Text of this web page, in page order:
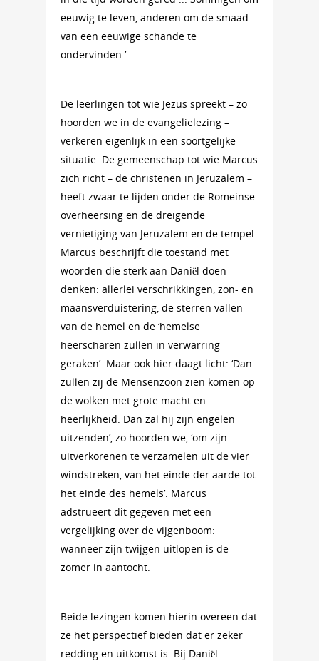
eeuwig te leven, anderen om de smaad
van een eeuwige schande te
ondervinden.’
De leerlingen tot wie Jezus spreekt – zo
hoorden we in de evangelielezing –
verkeren eigenlijk in een soortgelijke
situatie. De gemeenschap tot wie Marcus
zich richt – de christenen in Jeruzalem –
heeft zwaar te lijden onder de Romeinse
overheersing en de dreigende
vernietiging van Jeruzalem en de tempel.
Marcus beschrijft die toestand met
woorden die sterk aan Daniël doen
denken: allerlei verschrikkingen, zon- en
maansverduistering, de sterren vallen
van de hemel en de ‘hemelse
heerscharen zullen in verwarring
geraken’. Maar ook hier daagt licht: ‘Dan
zullen zij de Mensenzoon zien komen op
de wolken met grote macht en
heerlijkheid. Dan zal hij zijn engelen
uitzenden’, zo hoorden we, ‘om zijn
uitverkorenen te verzamelen uit de vier
windstreken, van het einde der aarde tot
het einde des hemels’. Marcus
adstrueert dit gegeven met een
vergelijking over de vijgenboom:
wanneer zijn twijgen uitlopen is de
zomer in aantocht.
Beide lezingen komen hierin overeen dat
ze het perspectief bieden dat er zeker
redding en uitkomst is. Bij Daniël